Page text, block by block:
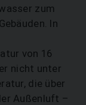
zum
In
von 16
nicht unter
die über
Außenluft –